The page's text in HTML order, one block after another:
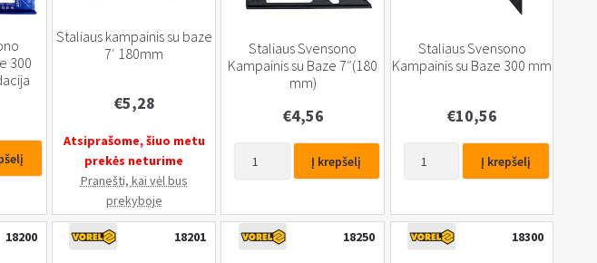
300
Staliaus kampainis su baze
7′ 180mm
€5,28
Atsiprašome, šiuo metu
prekės neturime
Pranešti, kai vėl bus
prekyboje
Staliaus Svensono
Kampainis su Baze 7″(180
mm)
€4,56
Svensono
Kampainis
Į krepšelį
Staliaus Svensono
Kampainis su Baze 300 mm
€10,56
Svensono
Kampainis
Į krepšelį
18200 18201 18250 18300